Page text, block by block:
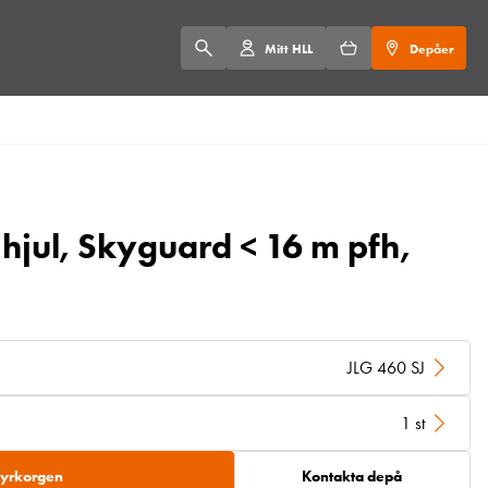
Mitt HLL Depåer
Skyguard < 16 m pfh,
JLG 460 SJ
1 st
Kontakta depå